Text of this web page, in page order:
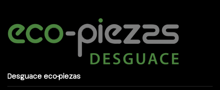
Desguace eco-piezas